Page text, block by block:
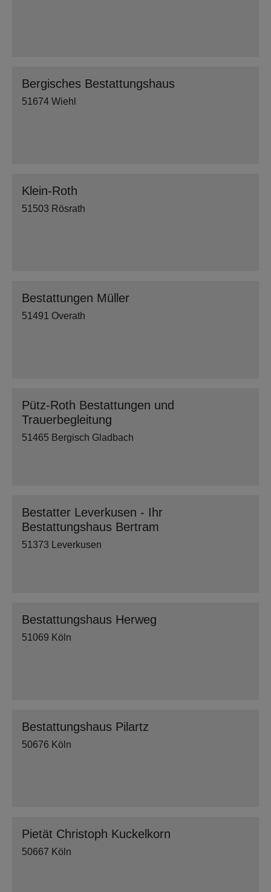
Bergisches Bestattungshaus
51674 Wiehl
Klein-Roth
51503 Rösrath
Bestattungen Müller
51491 Overath
Pütz-Roth Bestattungen und
Trauerbegleitung
51465 Bergisch Gladbach
Bestatter Leverkusen - Ihr
Bestattungshaus Bertram
51373 Leverkusen
Bestattungshaus Herweg
51069 Köln
Bestattungshaus Pilartz
50676 Köln
Pietät Christoph Kuckelkorn
50667 Köln